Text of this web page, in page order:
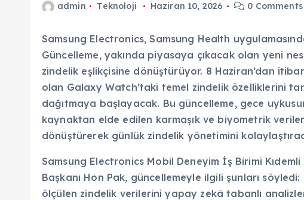
admin Teknoloji Haziran 10, 2026 0 Comments
Samsung Electronics, Samsung Health
Güncelleme, yakında piyasaya çıkacak olan yeni
zindelik eşlikçisine dönüştürüyor. 8 Haziran’dan
olan Galaxy Watch’taki temel zindelik özelliklerini
dağıtmaya başlayacak. Bu güncelleme, gece
kaynaktan elde edilen karmaşık ve biyometrik
dönüştürerek günlük zindelik yönetimini
Samsung Electronics Mobil Deneyim İş Birimi Kıdemli
Başkanı Hon Pak, güncellemeyle ilgili şunları
ölçülen zindelik verilerini yapay zekâ tabanlı